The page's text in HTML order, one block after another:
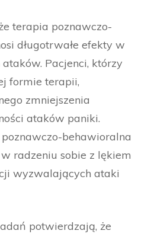
terapia poznawczo-
długotrwałe efekty w
Pacjenci, którzy
formie terapii,
zmniejszenia
ataków paniki.
behawioralna
radzeniu sobie z lękiem
wyzwalających ataki
potwierdzają, że